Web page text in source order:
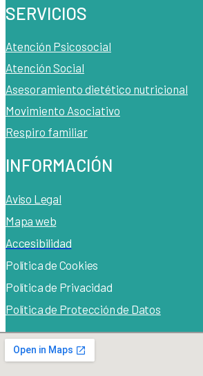
SERVICIOS
Atención Psicosocial
Atención Social
Asesoramiento dietético nutricional
Movimiento Asociativo
Respiro familiar
INFORMACIÓN
Aviso Legal
Mapa web
Accesibilidad
Política de Cookies
Política de Privacidad
Política de Protección de Datos